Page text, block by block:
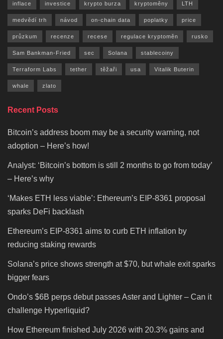
inflace investice krypto burza kryptoměny LTH
medvědí trh návod on-chain data poplatky price
průzkum recenze recese regulace kryptoměn rusko
Sam Bankman-Fried sec Solana stablecoiny
Terraform Labs tether těžaři usa Vitalik Buterin
whale zlato
Recent Posts
Bitcoin’s address boom may be a security warning, not
adoption – Here’s how!
Analyst: ‘Bitcoin’s bottom is still 2 months to go from today’
– Here’s why
‘Makes ETH less viable’: Ethereum’s EIP-8361 proposal
sparks DeFi backlash
Ethereum’s EIP-8361 aims to curb ETH inflation by
reducing staking rewards
Solana’s price shows strength at $70, but whale exit sparks
bigger fears
Ondo’s $6B perps debut passes Aster and Lighter – Can it
challenge Hyperliquid?
How Ethereum finished July 2026 with 20.3% gains and